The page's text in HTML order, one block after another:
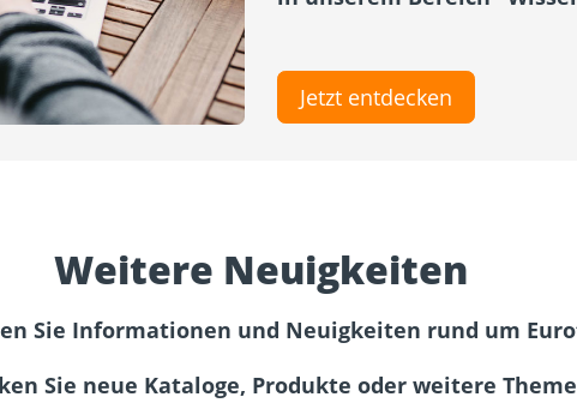
Jetzt entdecken
Weitere Neuigkeiten
Sie Informationen und Neuigkeiten rund um
Sie neue Kataloge, Produkte oder weitere